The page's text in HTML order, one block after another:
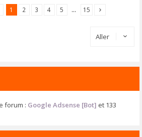
1 2 3 4 5 … 15
Aller
forum : Google Adsense [Bot] et 133